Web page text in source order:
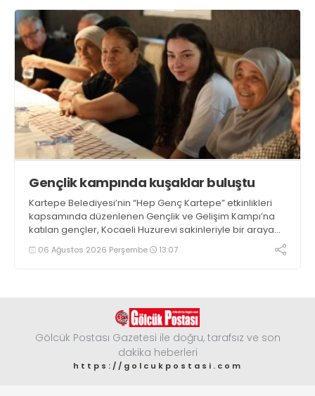
Gençlik kampında kuşaklar buluştu
Kartepe Belediyesi’nin “Hep Genç Kartepe” etkinlikleri
kapsamında düzenlenen Gençlik ve Gelişim Kampı’na
katılan gençler, Kocaeli Huzurevi sakinleriyle bir araya
geldi06 Ağustos 2026 Perşembe 13:07
Gölcük Postası Gazetesi ile doğru, tarafsız ve son
dakika heberleri
https://golcukpostasi.com